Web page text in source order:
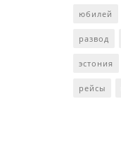
юбилей
развод
эстония
рейсы